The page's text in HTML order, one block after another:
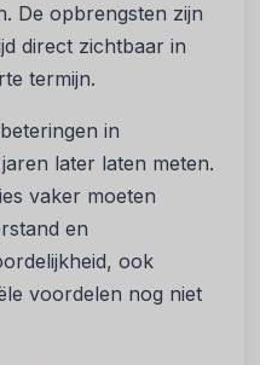
De opbrengsten zijn
direct zichtbaar in
termijn.
in
later laten meten.
vaker moeten
en
ook
voordelen nog niet